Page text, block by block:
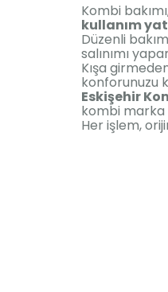
Kombi
kullanım
Düzenli
salınımı
Kışa
konforunuzu
Eskişehir
kombi marka
Her işlem,